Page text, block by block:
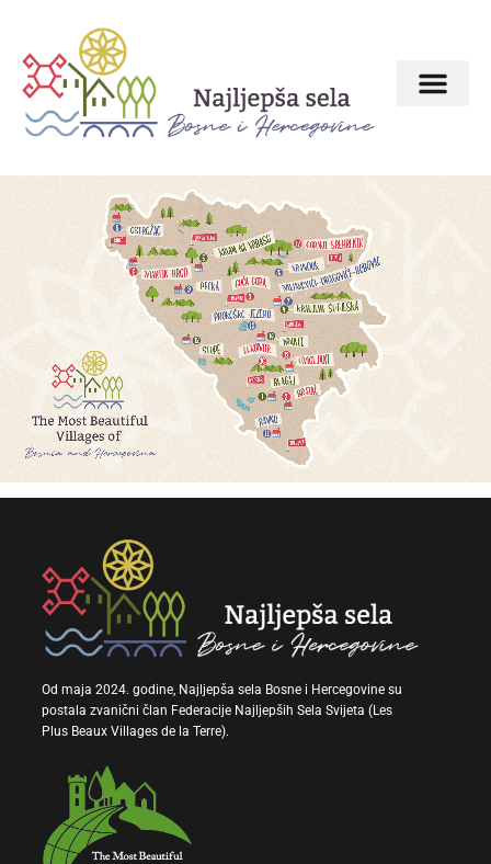
Od maja 2024. godine, Najljepša sela Bosne i Hercegovine su
postala zvanični član Federacije Najljepših Sela Svijeta (Les
Plus Beaux Villages de la Terre).